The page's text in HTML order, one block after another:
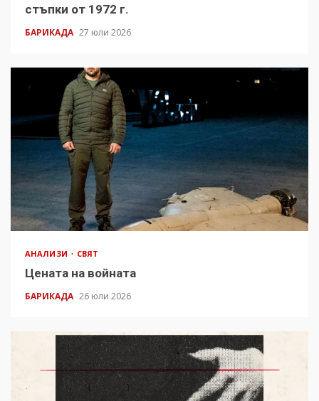
стъпки от 1972 г.
БАРИКАДА 27 юли 2026
АНАЛИЗИ СВЯТ
Цената на войната
БАРИКАДА 26 юли 2026